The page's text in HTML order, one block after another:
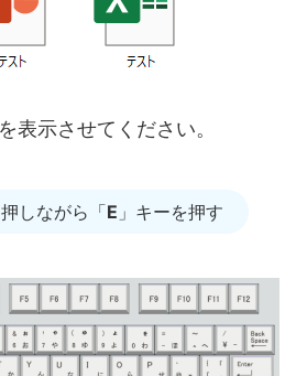
表示させてください。
しながら「E 」キーを押す